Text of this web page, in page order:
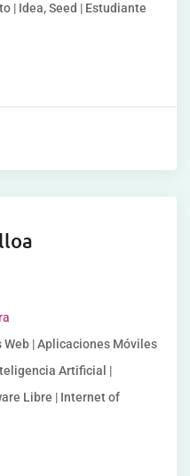
| Idea, Seed | Estudiante
| Aplicaciones Móviles
Artificial |
Libre | Internet of